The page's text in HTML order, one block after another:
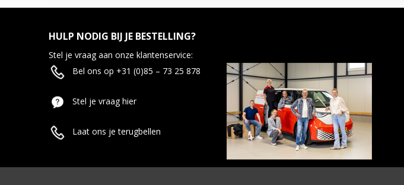
HULP NODIG BIJ JE BESTELLING?
Stel je vraag aan onze klantenservice:
Bel ons op +31 (0)85 – 73 25 878
Stel je vraag hier
Laat ons je terugbellen